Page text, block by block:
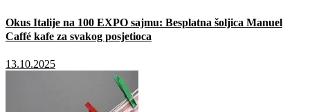
Okus Italije na 100 EXPO sajmu: Besplatna šoljica Manuel
Caffé kafe za svakog posjetioca
13.10.2025